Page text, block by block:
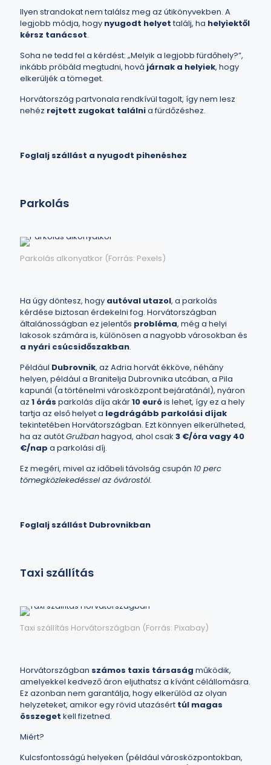
Ilyen strandokat nem találsz meg az útikönyvekben. A
legjobb módja, hogy nyugodt helyettalálj, ha helyiektől
kérsz tanácsot.
Soha ne tedd fel a kérdést: „Melyik a legjobb fürdőhely?”,
inkább próbáld megtudni, hová járnak a helyiek, hogy
elkerüljék a tömeget.
Horvátország partvonala rendkívül tagolt, így nem lesz
nehéz rejtett zugokat találnia fürdőzéshez.
Foglalj szállást a nyugodt pihenéshez
Parkolás
Parkolás alkonyatkor (Forrás: Pexels)
Ha úgy döntesz, hogy autóval utazol, a parkolás
kérdése biztosan érdekelni fog. Horvátországban
általánosságban ez jelentős probléma, még a helyi
lakosok számára is, különösen a nagyobb városokban és
a nyári csúcsidőszakban.
Például Dubrovnik, az Adria horvát ékköve, néhány
helyen, például a Branitelja Dubrovnika utcában, a Pila
kapunál (a történelmi városközpont bejáratánál), nyáron
az 1 órás parkolás díja akár10 euróis lehet, így ez a hely
tartja az első helyet a legdrágább parkolási díjak
tekintetében Horvátországban. Ezt könnyen elkerülheted,
ha az autótGružbanhagyod, ahol csak 3 €/óra vagy 40
€/nap a parkolási díj.
Ez megéri, mivel az időbeli távolság csupán 10 perc
tömegközlekedéssel az óvárostól.
Foglalj szállást Dubrovnikban
Taxi szállítás
Taxi szállítás Horvátországban (Forrás: Pixabay)
Horvátországban számos taxis társaság működik,
amelyekkel kedvező áron eljuthatsz a kívánt célállomásra.
Ez azonban nem garantálja, hogy elkerülöd az olyan
helyzeteket, amikor egy rövid utazásért túl magas
összeget kell fizetned.
Miért?
Kulcsfontosságú helyeken (például városközpontokban,